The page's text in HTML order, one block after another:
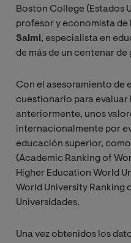
Boston College (Estados
profesor y economista de
Salmi, especialista en
de más de un centenar
Con el asesoramiento de
cuestionario para
anteriormente, unos
internacionalmente por
educación superior,
(Academic Ranking of
Higher Education World
World University Ranking
Universidades.
Una vez obtenidos los